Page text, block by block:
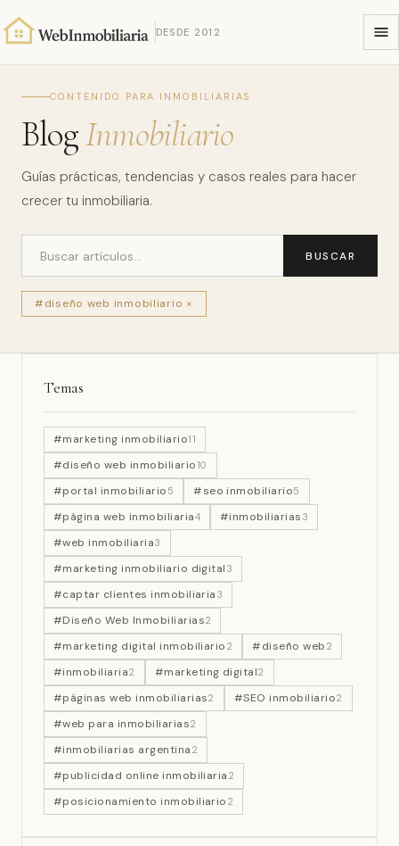
DESDE 2012
CONTENIDO PARA INMOBILIARIAS
BlogInmobiliario
Guías prácticas, tendencias y casos reales para hacer
crecer tu inmobiliaria.
BUSCAR
#diseño web inmobiliario ×
Temas
#marketing inmobiliario11
#diseño web inmobiliario 10
#portal inmobiliario 5 #seo inmobiliario5
#página web inmobiliaria4 #inmobiliarias 3
#web inmobiliaria3
#marketing inmobiliario digital 3
#captar clientes inmobiliaria 3
#Diseño Web Inmobiliarias2
#marketing digital inmobiliario 2 #diseño web 2
#inmobiliaria2 #marketing digital2
#páginas web inmobiliarias2 #SEO inmobiliario2
#web para inmobiliarias2
#inmobiliarias argentina 2
#publicidad online inmobiliaria 2
#posicionamiento inmobiliario 2